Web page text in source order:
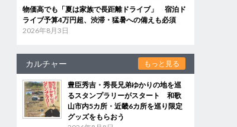
物価高でも「夏は家族で長距離ドライブ」 宿泊ド
ライブ予算4万円超、渋滞・猛暑への備えも必須
2026年8月3日
カルチャー もっと見る
豊臣秀吉・秀長兄弟ゆかりの地を巡
るスタンプラリーがスタート 和歌
山市内5カ所・近畿6カ所を巡り限定
グッズをもらおう